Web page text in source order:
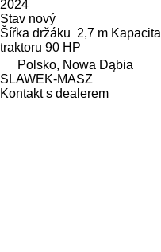
2024
Stav nový
Šířka držáku 2,7 m Kapacita
traktoru 90 HP
Polsko, Nowa Dąbia
SLAWEK-MASZ
Kontakt s dealerem